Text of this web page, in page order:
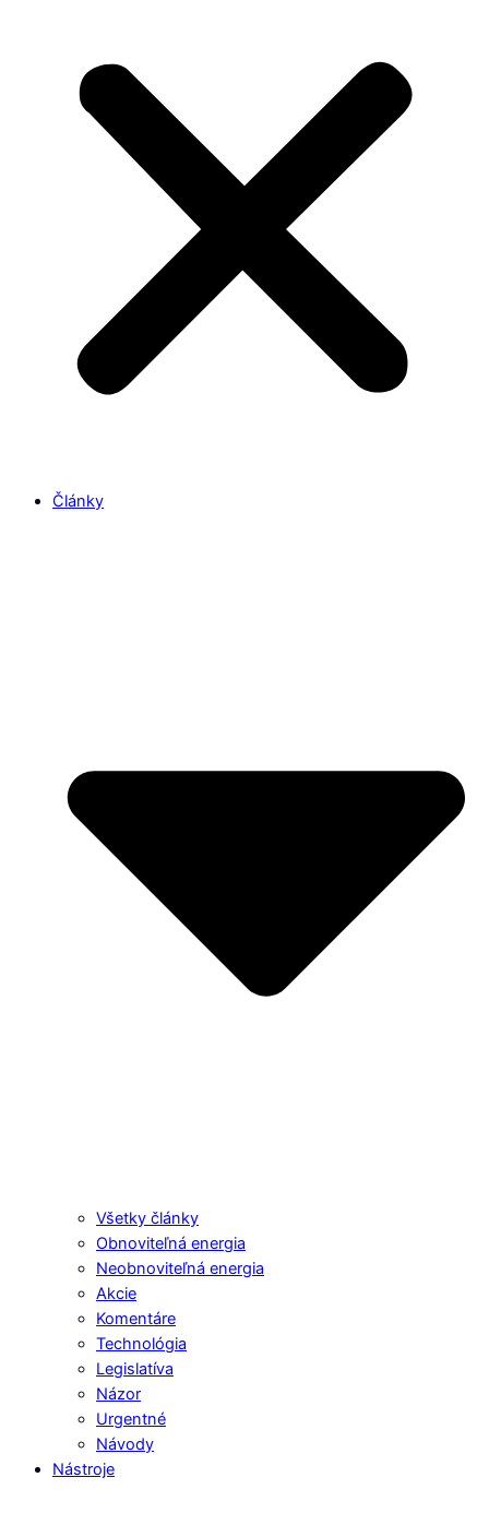
Články
Všetky články
Obnoviteľná energia
Neobnoviteľná energia
Akcie
Komentáre
Technológia
Legislatíva
Názor
Urgentné
Návody
Nástroje